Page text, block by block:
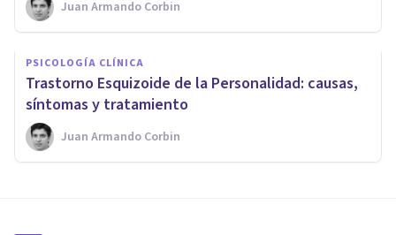
Juan Armando Corbin
PSICOLOGÍA CLÍNICA
​Trastorno Esquizoide de la Personalidad: causas,
síntomas y tratamiento
Juan Armando Corbin